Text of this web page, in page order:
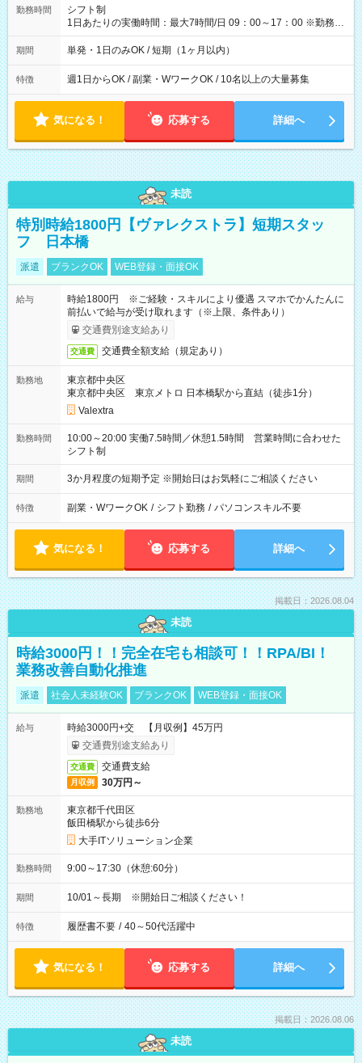
間】試用期間なし
勤務時間
シフト制
1日あたりの実働時間：最大7時間/日 09：00～17：00 ※勤務時
間は 試験により異なります。
期間 単発・1日のみOK / 短期（1ヶ月以内）
特徴 週1日からOK / 副業・WワークOK / 10名以上の大量募集
気になる！ 応募する 詳細へ
未読
特別時給1800円【ヴァレクストラ】短期スタッ
フ 日本橋
派遣 ブランクOK WEB登録・面接OK
給与
時給1800円 ※ご経験・スキルにより優遇 スマホでかんたんに
前払いで給与が受け取れます（※上限、条件あり）
交通費別途支給あり
交通費 交通費全額支給（規定あり）
勤務地
東京都中央区
東京都中央区 東京メトロ 日本橋駅から直結（徒歩1分）
Valextra
勤務時間
10:00～20:00 実働7.5時間／休憩1.5時間 営業時間に合わせた
シフト制
期間 3か月程度の短期予定 ※開始日はお気軽にご相談ください
特徴 副業・WワークOK / シフト勤務 / パソコンスキル不要
気になる！ 応募する 詳細へ
掲載日：2026.08.04
未読
時給3000円！！完全在宅も相談可！！RPA/BI！
業務改善自動化推進
派遣 社会人未経験OK ブランクOK WEB登録・面接OK
給与
時給3000円+交 【月収例】45万円
交通費別途支給あり
交通費 交通費支給
月収例 30万円～
勤務地
東京都千代田区
飯田橋駅から徒歩6分
大手ITソリューション企業
勤務時間 9:00～17:30（休憩:60分）
期間 10/01～長期 ※開始日ご相談ください！
特徴 履歴書不要 / 40～50代活躍中
気になる！ 応募する 詳細へ
掲載日：2026.08.06
未読